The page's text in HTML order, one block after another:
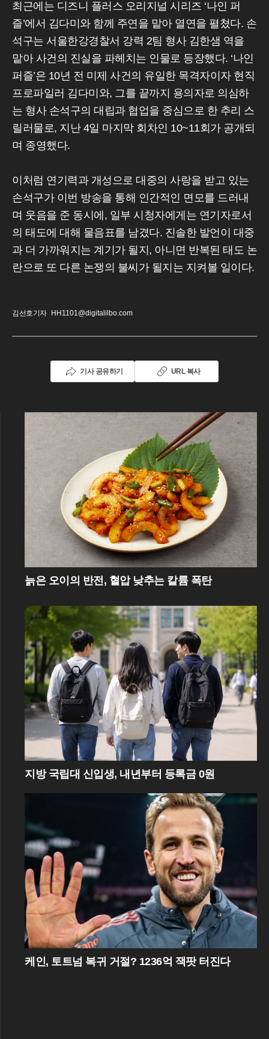
최근에는 디즈니 플러스 오리지널 시리즈 ‘나인 퍼
즐’에서 김다미와 함께 주연을 맡아 열연을 펼쳤다. 손
석구는 서울한강경찰서 강력 2팀 형사 김한샘 역을
맡아 사건의 진실을 파헤치는 인물로 등장했다. ‘나인
퍼즐’은 10년 전 미제 사건의 유일한 목격자이자 현직
프로파일러 김다미와, 그를 끝까지 용의자로 의심하
는 형사 손석구의 대립과 협업을 중심으로 한 추리 스
릴러물로, 지난 4일 마지막 회차인 10~11회가 공개되
며 종영했다.
이처럼 연기력과 개성으로 대중의 사랑을 받고 있는
손석구가 이번 방송을 통해 인간적인 면모를 드러내
며 웃음을 준 동시에, 일부 시청자에게는 연기자로서
의 태도에 대해 물음표를 남겼다. 진솔한 발언이 대중
과 더 가까워지는 계기가 될지, 아니면 반복된 태도 논
란으로 또 다른 논쟁의 불씨가 될지는 지켜볼 일이다.
김선호기자 HH1101@digitalilbo.com
기사 공유하기 URL 복사
늙은 오이의 반전, 혈압 낮추는 칼륨 폭탄
지방 국립대 신입생, 내년부터 등록금 0원
케인, 토트넘 복귀 거절? 1236억 잭팟 터진다